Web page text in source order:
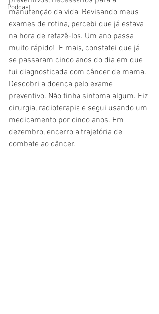
Podcast
manutenção da vida. Revisando meus
exames de rotina, percebi que já estava
na hora de refazê-los. Um ano passa
muito rápido!  E mais, constatei que já
se passaram cinco anos do dia em que
fui diagnosticada com câncer de mama.
Descobri a doença pelo exame
preventivo. Não tinha sintoma algum. Fiz
cirurgia, radioterapia e segui usando um
medicamento por cinco anos. Em
dezembro, encerro a trajetória de
combate ao câncer.